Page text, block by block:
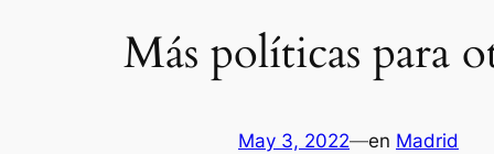
Más políticas para
May 3, 2022—en Madrid